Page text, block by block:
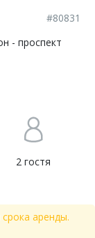
#80831
- проспект
2 гостя
аренды.